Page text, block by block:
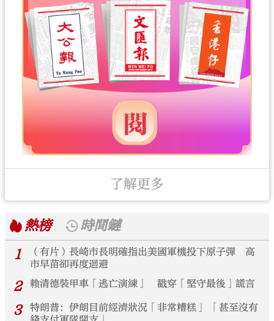
了解更多
熱榜
時間鏈
1
（有片）長崎市長明確指出美國軍機投下原子彈 高
市早苗卻再度迴避
2 賴清德裝甲車「逃亡演練」 戳穿「堅守最後」謊言
3
特朗普：伊朗目前經濟狀況「非常糟糕」 「甚至沒有